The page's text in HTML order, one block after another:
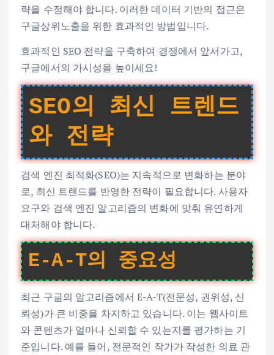
략을 수정해야 합니다. 이러한 데이터 기반의 접근은
구글상위노출을 위한 효과적인 방법입니다.
효과적인 SEO 전략을 구축하여 경쟁에서 앞서가고,
구글에서의 가시성을 높이세요!
SEO의 최신 트렌드
와 전략
검색 엔진 최적화(SEO)는 지속적으로 변화하는 분야
로, 최신 트렌드를 반영한 전략이 필요합니다. 사용자
요구와 검색 엔진 알고리즘의 변화에 맞춰 유연하게
대처해야 합니다.
E-A-T의 중요성
최근 구글의 알고리즘에서 E-A-T(전문성, 권위성, 신
뢰성)가 큰 비중을 차지하고 있습니다. 이는 웹사이트
와 콘텐츠가 얼마나 신뢰할 수 있는지를 평가하는 기
준입니다. 예를 들어, 전문적인 작가가 작성한 의료 관